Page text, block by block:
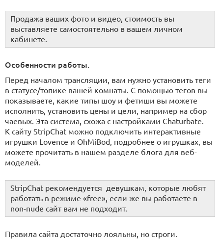
Продажа ваших фото и видео, стоимость вы
выставляете самостоятельно в вашем личном
кабинете.
Особенности работы.
Перед началом трансляции, вам нужно установить теги
в статусе/топике вашей комнаты. С помощью тегов вы
показываете, какие типы шоу и фетиши вы можете
исполнить, установить цены и цели, например на сбор
чаевых. Эта система, схожа с настройками Chaturbate.
К сайту StripChat можно подключить интерактивные
игрушки Lovence и OhMiBod, подробнее о игрушках, вы
можете прочитать в нашем разделе блога для веб-
моделей.
StripChat рекомендуется девушкам, которые любят
работать в режиме «free», если же вы работаете в
non-nude сайт вам не подходит.
Правила сайта достаточно лояльны, но строги.